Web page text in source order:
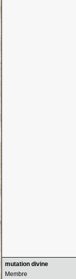
mutation divine
Membre